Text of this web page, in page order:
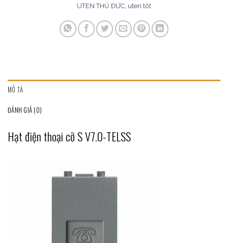
UTEN THỦ ĐỨC uten tốt
MÔ TẢ
ĐÁNH GIÁ (0)
Hạt điện thoại cỡ S V7.0-TELSS